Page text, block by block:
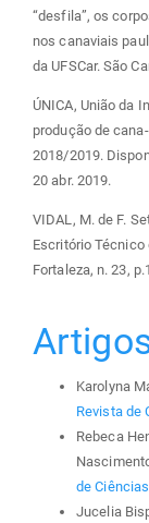
“desfila”, os
nos canaviais
da UFSCar. São
ÚNICA, União da
produção de
2018/2019.
20 abr. 2019.
VIDAL, M. de F.
Escritório Técnico
Fortaleza, n. 23,
Karolyna
Revista de
Rebeca
de
Jucelia